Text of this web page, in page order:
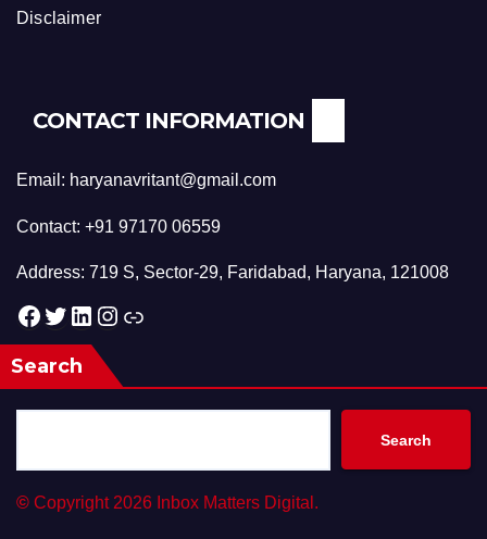
Disclaimer
CONTACT INFORMATION
Email: haryanavritant@gmail.com
Contact: +91 97170 06559
Address: 719 S, Sector-29, Faridabad, Haryana, 121008
Facebook Twitter LinkedIn Instagram Link
Search
Search
© Copyright 2026 Inbox Matters Digital.